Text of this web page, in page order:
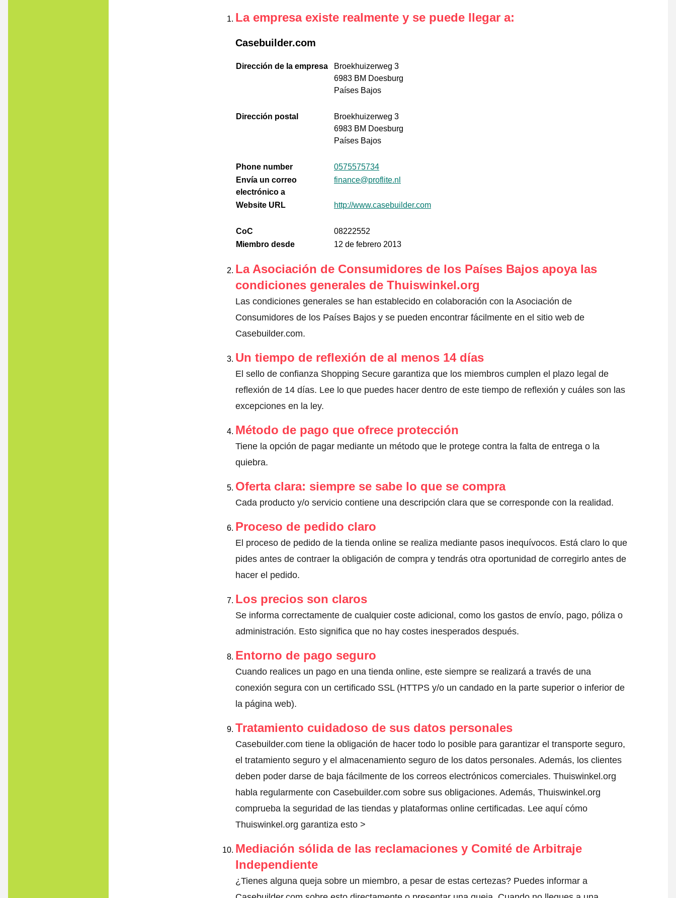
La empresa existe realmente y se puede llegar a:
Casebuilder.com
Dirección de la empresa
Broekhuizerweg 3
6983 BM Doesburg
Países Bajos
Dirección postal
Broekhuizerweg 3
6983 BM Doesburg
Países Bajos
Phone number
0575575734
Envía un correo
electrónico a
finance@proflite.nl
Website URL http://www.casebuilder.com
CoC
08222552
Miembro desde
12 de febrero 2013
La Asociación de Consumidores de los Países Bajos apoya las
condiciones generales de Thuiswinkel.org
Las condiciones generales se han establecido en colaboración con la Asociación de
Consumidores de los Países Bajos y se pueden encontrar fácilmente en el sitio web de
Casebuilder.com.
Un tiempo de reflexión de al menos 14 días
El sello de confianza Shopping Secure garantiza que los miembros cumplen el plazo legal de
reflexión de 14 días. Lee lo que puedes hacer dentro de este tiempo de reflexión y cuáles son las
excepciones en la ley.
Método de pago que ofrece protección
Tiene la opción de pagar mediante un método que le protege contra la falta de entrega o la
quiebra.
Oferta clara: siempre se sabe lo que se compra
Cada producto y/o servicio contiene una descripción clara que se corresponde con la realidad.
Proceso de pedido claro
El proceso de pedido de la tienda online se realiza mediante pasos inequívocos. Está claro lo que
pides antes de contraer la obligación de compra y tendrás otra oportunidad de corregirlo antes de
hacer el pedido.
Los precios son claros
Se informa correctamente de cualquier coste adicional, como los gastos de envío, pago, póliza o
administración. Esto significa que no hay costes inesperados después.
Entorno de pago seguro
Cuando realices un pago en una tienda online, este siempre se realizará a través de una
conexión segura con un certificado SSL (HTTPS y/o un candado en la parte superior o inferior de
la página web).
Tratamiento cuidadoso de sus datos personales
Casebuilder.com tiene la obligación de hacer todo lo posible para garantizar el transporte seguro,
el tratamiento seguro y el almacenamiento seguro de los datos personales. Además, los clientes
deben poder darse de baja fácilmente de los correos electrónicos comerciales. Thuiswinkel.org
habla regularmente con Casebuilder.com sobre sus obligaciones. Además, Thuiswinkel.org
comprueba la seguridad de las tiendas y plataformas online certificadas. Lee aquí cómo
Thuiswinkel.org garantiza esto >
Mediación sólida de las reclamaciones y Comité de Arbitraje
Independiente
¿Tienes alguna queja sobre un miembro, a pesar de estas certezas? Puedes informar a